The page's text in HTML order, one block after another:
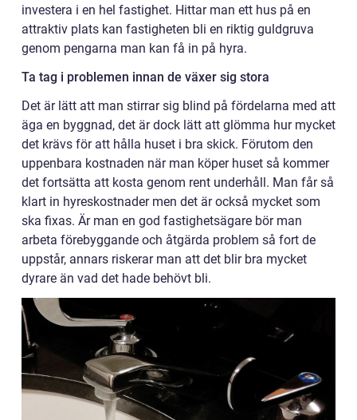
investera i en hel fastighet. Hittar man ett hus på en
attraktiv plats kan fastigheten bli en riktig guldgruva
genom pengarna man kan få in på hyra.
Ta tag i problemen innan de växer sig stora
Det är lätt att man stirrar sig blind på fördelarna med att
äga en byggnad, det är dock lätt att glömma hur mycket
det krävs för att hålla huset i bra skick. Förutom den
uppenbara kostnaden när man köper huset så kommer
det fortsätta att kosta genom rent underhåll. Man får så
klart in hyreskostnader men det är också mycket som
ska fixas. Är man en god fastighetsägare bör man
arbeta förebyggande och åtgärda problem så fort de
uppstår, annars riskerar man att det blir bra mycket
dyrare än vad det hade behövt bli.